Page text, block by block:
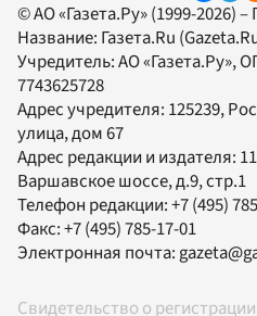
© АО «Газета.Ру» (1999-2026)
Название: Газета.Ru
Учредитель:АО «Газета.Ру»,
7743625728
Адрес учредителя: 125239,
улица, дом 67
Адрес редакции и издателя:
Варшавское шоссе, д.9, стр.1
Телефон редакции:+7 (495)
Факс:+7 (495) 785-17-01
Электронная почта:
Свидетельство о